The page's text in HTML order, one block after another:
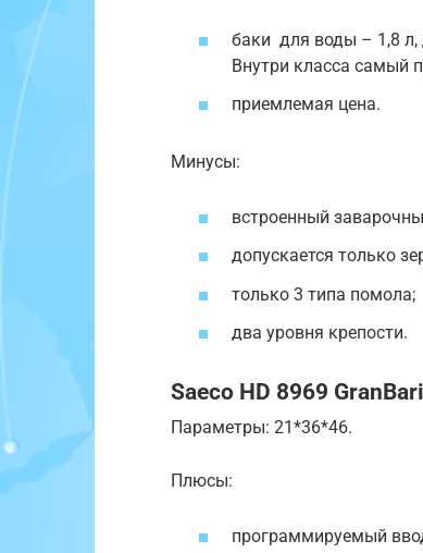
баки для воды – 1,8 л,
Внутри класса самый
приемлемая цена.
Минусы:
встроенный
допускается только
только 3 типа помола;
два уровня крепости.
Saeco HD 8969
Параметры: 21*36*46.
Плюсы:
программируемый